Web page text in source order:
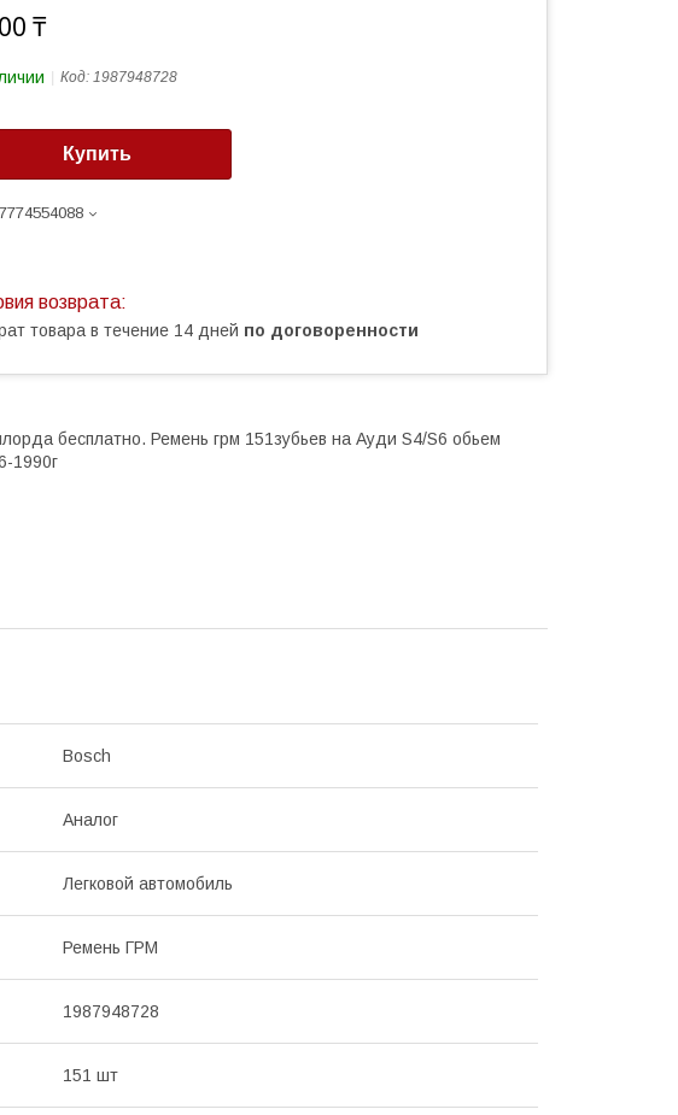
₸
Код: 1987948728
Купить
товара в течение 14 дней по договоренности
бесплатно. Ремень грм 151зубьев на Ауди S4/S6 обьем
1990г
Bosch
Аналог
Легковой автомобиль
Ремень ГРМ
1987948728
151 шт